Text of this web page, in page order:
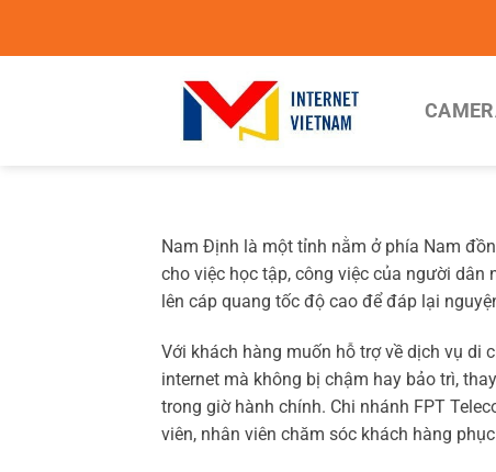
Nam Định là một tỉnh nằm ở phía Nam
cho việc học tập, công việc của người
lên cáp quang tốc độ cao để đáp lại
Với khách hàng muốn hỗ trợ về dịch vụ di
internet mà không bị chậm hay bảo trì,
trong giờ hành chính. Chi nhánh FPT
viên, nhân viên chăm sóc khách hàng